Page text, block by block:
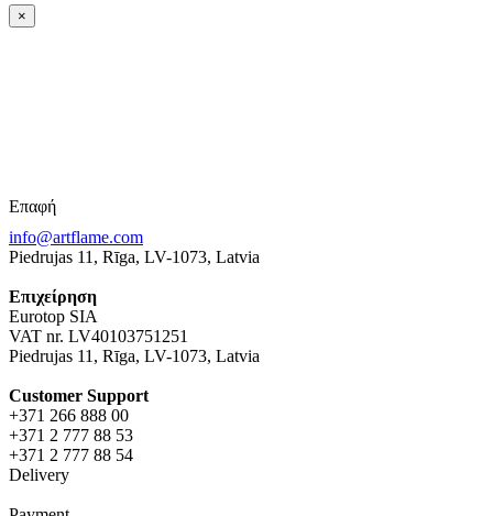
×
Επαφή
info@artflame.com
Piedrujas 11, Rīga, LV-1073, Latvia
Επιχείρηση
Eurotop SIA
VAT nr. LV40103751251
Piedrujas 11, Rīga, LV-1073, Latvia
Сustomer Support
+371 266 888 00
+371 2 777 88 53
+371 2 777 88 54
Delivery